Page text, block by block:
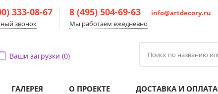
333-08-67
звонок
8 (495) 504-69-63
info@artdecory.ru
Мы работаем ежедневно
Ваши загрузки (0)
ГАЛЕРЕЯ О ПРОЕКТЕ ДОСТАВКА И ОПЛАТА